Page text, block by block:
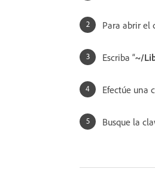
Para abrir el
Escriba “~/
Efectúe una
Busque la